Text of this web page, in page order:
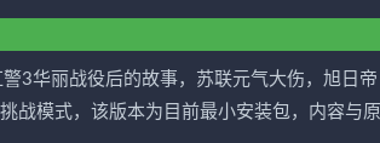
3华丽战役后的故事，苏联元气大伤，旭日帝
战模式，该版本为目前最小安装包，内容与原